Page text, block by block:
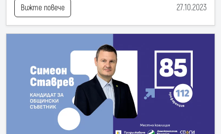
Вижте повече 27.10.2023